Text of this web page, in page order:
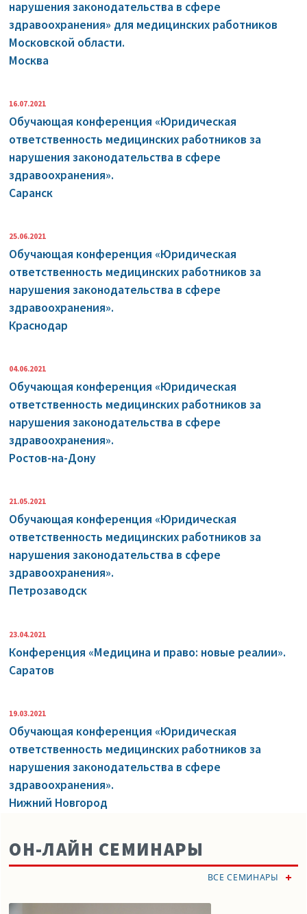
нарушения законодательства в сфере
здравоохранения» для медицинских работников
Московской области.
Москва
16.07.2021
Обучающая конференция «Юридическая
ответственность медицинских работников за
нарушения законодательства в сфере
здравоохранения».
Саранск
25.06.2021
Обучающая конференция «Юридическая
ответственность медицинских работников за
нарушения законодательства в сфере
здравоохранения».
Краснодар
04.06.2021
Обучающая конференция «Юридическая
ответственность медицинских работников за
нарушения законодательства в сфере
здравоохранения».
Ростов-на-Дону
21.05.2021
Обучающая конференция «Юридическая
ответственность медицинских работников за
нарушения законодательства в сфере
здравоохранения».
Петрозаводск
23.04.2021
Конференция «Медицина и право: новые реалии».
Саратов
19.03.2021
Обучающая конференция «Юридическая
ответственность медицинских работников за
нарушения законодательства в сфере
здравоохранения».
Нижний Новгород
ОН-ЛАЙН СЕМИНАРЫ
ВСЕ СЕМИНАРЫ